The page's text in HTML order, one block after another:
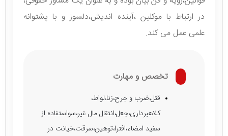
در ارتباط با موکلین ،آینده اندیش،دلسوز و با پشتوانه
علمی عمل می کند.
تخصص و مهارت
قتل،ضرب و جرح،زنا،لواط،
کلاهبرداری،جعل،انتقال مال غیر،سواستفاده از
سفید امضاء،افترا،توهین،سرقت،خیانت در